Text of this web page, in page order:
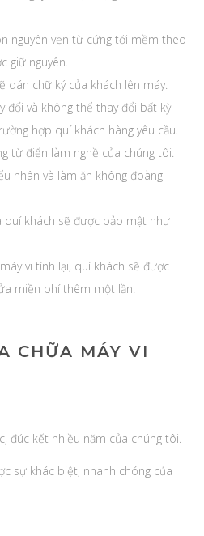
nguyên vẹn từ cứng tới mềm theo
giữ nguyên.
dán chữ ký của khách lên máy.
đổi và không thể thay đổi bất kỳ
hợp quí khách hàng yêu cầu.
từ điển làm nghề của chúng tôi.
nhân và làm ăn không đoàng
quí khách sẽ được bảo mật như
vi tính lại, quí khách sẽ được
miền phí thêm một lần.
CHỮA MÁY VI
đúc kết nhiều năm của chúng tôi.
sự khác biệt, nhanh chóng của